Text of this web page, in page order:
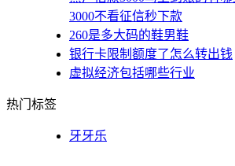
3000不看征信秒下款
260是多大码的鞋男鞋
银行卡限制额度了怎么转出钱
虚拟经济包括哪些行业
热门标签
牙牙乐